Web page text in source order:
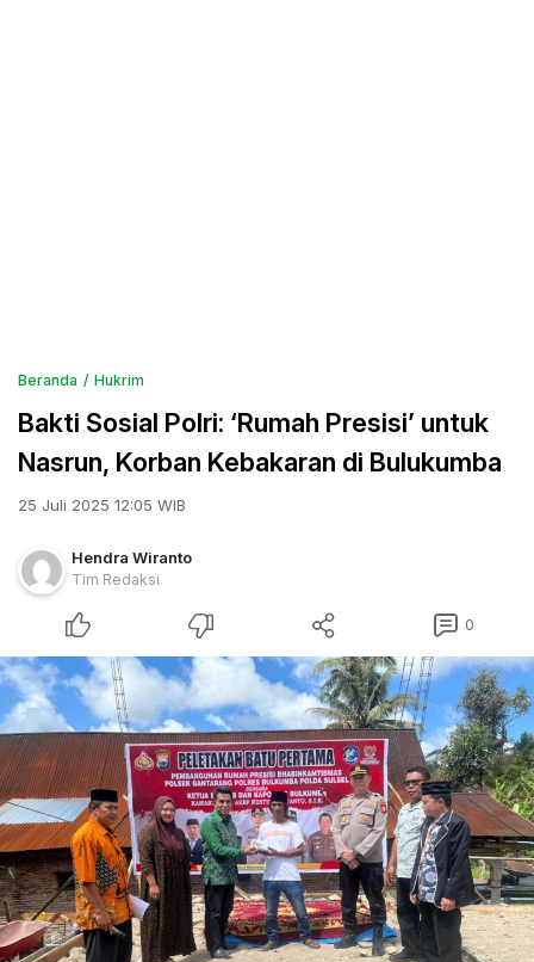
Beranda Hukrim
Bakti Sosial Polri: ‘Rumah Presisi’ untuk
Nasrun, Korban Kebakaran di Bulukumba
25 Juli 2025 12:05 WIB
Hendra Wiranto
Tim Redaksi
0